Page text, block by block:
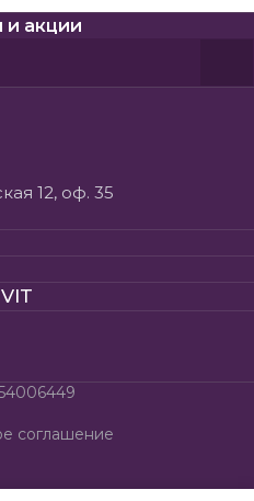
и акции
12, оф. 35
соглашение